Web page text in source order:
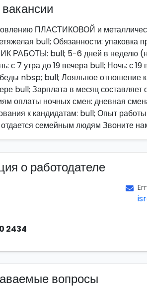
ПЛАСТИКОВОЙ и
bull; Обязанности: упаковка
РАБОТЫ: bull; 5-6 дней в неделю
с 7 утра до 19 вечера bull; Ночь: с
nbsp; bull; Лояльное отношение
bull; Зарплата в месяц
оплаты ночных смен: дневная
к кандидатам: bull; Опыт
семейным людям Звоните
о работодателе
2434
вопросы